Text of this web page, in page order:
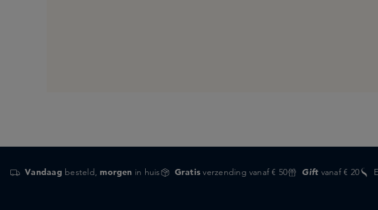
Vandaag besteld,morgen in huis Gratis verzending vanaf € 50 Giftvanaf € 20